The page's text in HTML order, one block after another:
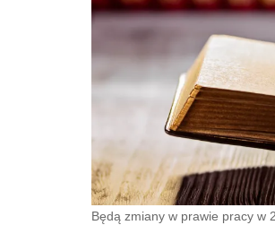
Będą zmiany w prawie pracy w